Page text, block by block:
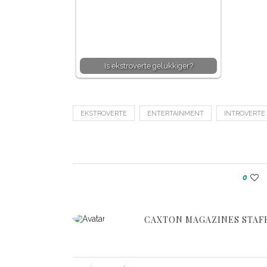
Is ekstroverte gelukkiger?
EKSTROVERTE ENTERTAINMENT INTROVERTE
0
CAXTON MAGAZINES